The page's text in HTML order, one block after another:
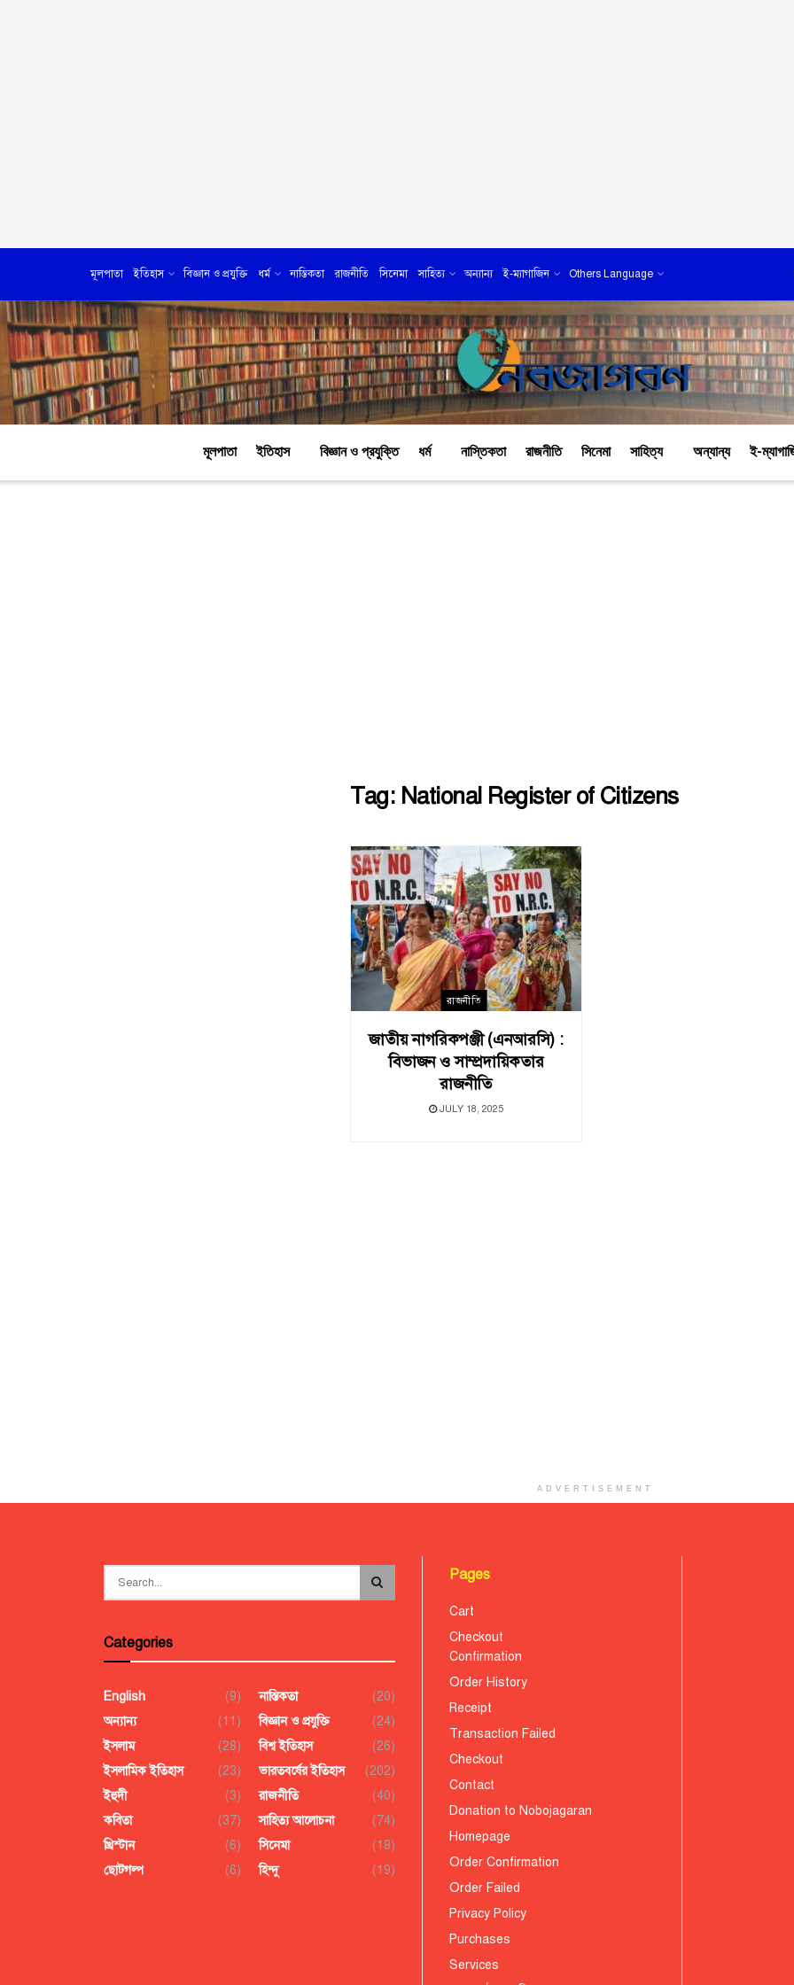
মূলপাতা ইতিহাস বিজ্ঞান ও প্রযুক্তি ধর্ম নাস্তিকতা রাজনীতি সিনেমা সাহিত্য অন্যান্য ই-ম্যাগাজিন Others Language
মূলপাতা ইতিহাস বিজ্ঞান ও প্রযুক্তি ধর্ম নাস্তিকতা রাজনীতি সিনেমা সাহিত্য অন্যান্য ই-
Tag: National Register of Citizens
রাজনীতি
জাতীয় নাগরিকপঞ্জী (এনআরসি) :
বিভাজন ও সাম্প্রদায়িকতার
রাজনীতি
JULY 18, 2025
ADVERTISEMENT
Categories
English
(9)
অন্যান্য
(11)
ইসলাম
(28)
ইসলামিক ইতিহাস
(23)
ইহুদী
(3)
কবিতা
(37)
খ্রিস্টান
(6)
ছোটগল্প
(6)
নাস্তিকতা
(20)
বিজ্ঞান ও প্রযুক্তি
(24)
বিশ্ব ইতিহাস
(26)
ভারতবর্ষের ইতিহাস
(202)
রাজনীতি
(40)
সাহিত্য আলোচনা
(74)
সিনেমা
(18)
হিন্দু
(19)
Pages
Cart
Checkout
Confirmation
Order History
Receipt
Transaction Failed
Checkout
Contact
Donation to Nobojagaran
Homepage
Order Confirmation
Order Failed
Privacy Policy
Purchases
Services